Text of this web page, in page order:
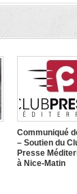
Communiqué
– Soutien du
Presse
à Nice-Matin